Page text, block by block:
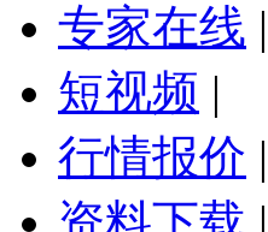
专家在线 |
短视频 |
行情报价 |